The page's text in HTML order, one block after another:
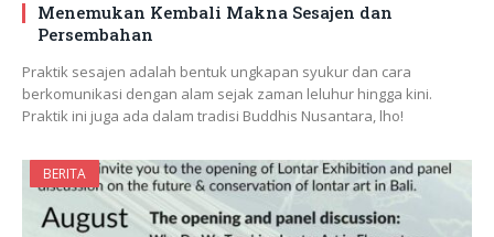
Menemukan Kembali Makna Sesajen dan
Persembahan
Praktik sesajen adalah bentuk ungkapan syukur dan cara
berkomunikasi dengan alam sejak zaman leluhur hingga kini.
Praktik ini juga ada dalam tradisi Buddhis Nusantara, lho!
BERITA